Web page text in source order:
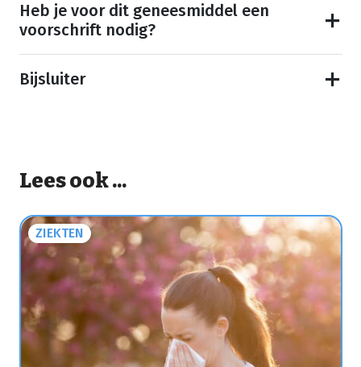
Heb je voor dit geneesmiddel een
voorschrift nodig?
Bijsluiter
Lees ook ...
ZIEKTEN